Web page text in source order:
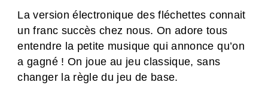
La version électronique des fléchettes connait
un franc succès chez nous. On adore tous
entendre la petite musique qui annonce qu’on
a gagné ! On joue au jeu classique, sans
changer la règle du jeu de base.